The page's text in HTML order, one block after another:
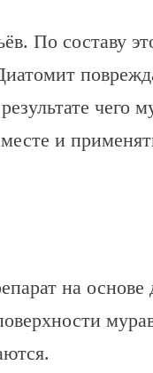
По составу
чего
и
на основе